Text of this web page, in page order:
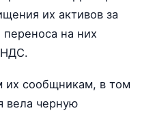
их активов за
переноса на них
НДС.
их сообщникам, в том
вела черную